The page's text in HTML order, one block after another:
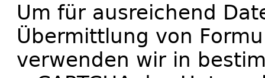
Um für ausreichend
Übermittlung von
verwenden wir in